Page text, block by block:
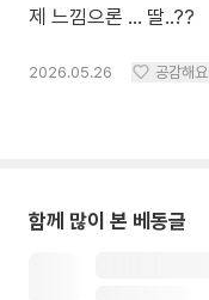
제 느낌으론 … 딸..??
2026.05.26 공감해요
함께 많이 본 베동글